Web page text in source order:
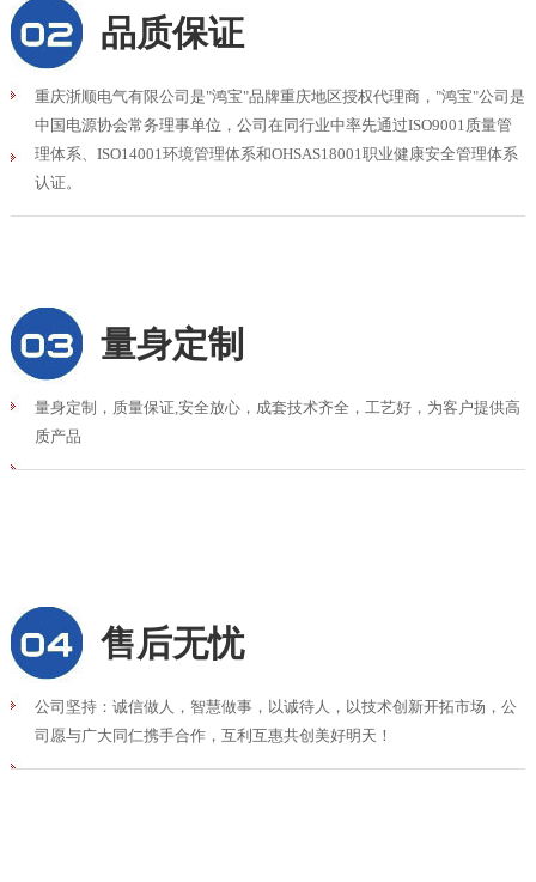
品质保证
重庆浙顺电气有限公司是"鸿宝"品牌重庆地区授权代理商，"鸿宝"公司是
中国电源协会常务理事单位，公司在同行业中率先通过ISO9001质量管
理体系、ISO14001环境管理体系和OHSAS18001职业健康安全管理体系
认证。
量身定制
量身定制，质量保证,安全放心，成套技术齐全，工艺好，为客户提供高
质产品
售后无忧
公司坚持：诚信做人，智慧做事，以诚待人，以技术创新开拓市场，公
司愿与广大同仁携手合作，互利互惠共创美好明天！